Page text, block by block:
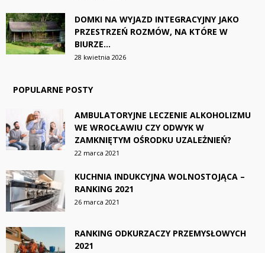
DOMKI NA WYJAZD INTEGRACYJNY JAKO
PRZESTRZEŃ ROZMÓW, NA KTÓRE W
BIURZE...
28 kwietnia 2026
POPULARNE POSTY
AMBULATORYJNE LECZENIE ALKOHOLIZMU
WE WROCŁAWIU CZY ODWYK W
ZAMKNIĘTYM OŚRODKU UZALEŻNIEŃ?
22 marca 2021
KUCHNIA INDUKCYJNA WOLNOSTOJĄCA –
RANKING 2021
26 marca 2021
RANKING ODKURZACZY PRZEMYSŁOWYCH
2021